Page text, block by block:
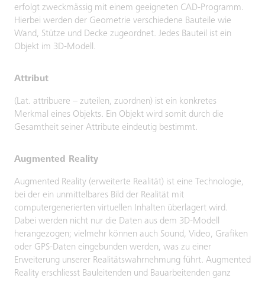
erfolgt zweckmässig mit einem geeigneten CAD-Programm.
Hierbei werden der Geometrie verschiedene Bauteile wie
Wand, Stütze und Decke zugeordnet. Jedes Bauteil ist ein
Objekt im 3D-Modell.
Attribut
(Lat. attribuere – zuteilen, zuordnen) ist ein konkretes
Merkmal eines Objekts. Ein Objekt wird somit durch die
Gesamtheit seiner Attribute eindeutig bestimmt.
Augmented Reality
Augmented Reality (erweiterte Realität) ist eine Technologie,
bei der ein unmittelbares Bild der Realität mit
computergenerierten virtuellen Inhalten überlagert wird.
Dabei werden nicht nur die Daten aus dem 3D-Modell
herangezogen; vielmehr können auch Sound, Video, Grafiken
oder GPS-Daten eingebunden werden, was zu einer
Erweiterung unserer Realitätswahrnehmung führt. Augmented
Reality erschliesst Bauleitenden und Bauarbeitenden ganz